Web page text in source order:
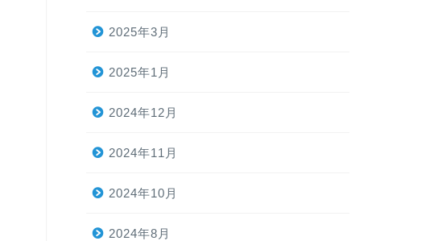
2025年3月
2025年1月
2024年12月
2024年11月
2024年10月
2024年8月